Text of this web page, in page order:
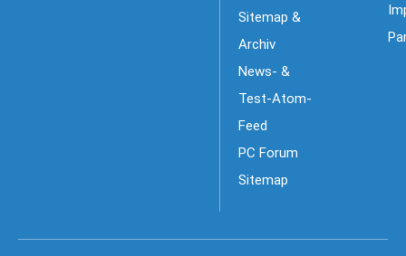
Sitemap &
Archiv
News- &
Test-Atom-
Feed
PC Forum
Sitemap